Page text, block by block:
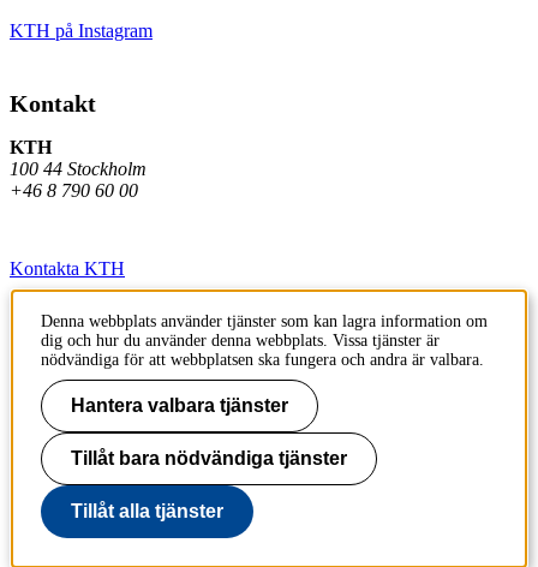
KTH på Instagram
Kontakt
KTH
100 44 Stockholm
+46 8 790 60 00
Kontakta KTH
Jobba på KTH
Press och media
Faktura och betalning KTH
Om KTH:s webbplatser
Tillgänglighetsredogörelse
Denna webbplats använder tjänster som kan lagra information om
dig och hur du använder denna webbplats. Vissa tjänster är
nödvändiga för att webbplatsen ska fungera och andra är valbara.
Hantera valbara tjänster
Tillåt bara nödvändiga tjänster
Tillåt alla tjänster